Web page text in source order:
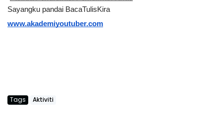
Sayangku pandai BacaTulisKira
www.akademiyoutuber.com
Tags Aktiviti